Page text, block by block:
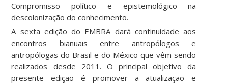
Compromisso político e epistemológico na
descolonização do conhecimento.
A sexta edição do EMBRA dará continuidade aos
encontros bianuais entre antropólogos e
antropólogas do Brasil e do México que vêm sendo
realizados desde 2011. O principal objetivo da
presente edição é promover a atualização e